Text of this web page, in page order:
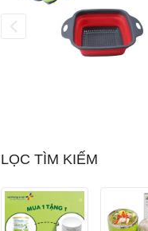
LỌC TÌM KIẾM